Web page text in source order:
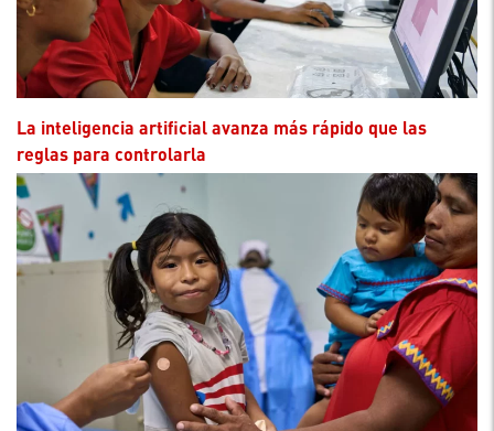
La inteligencia artificial avanza más rápido que las
reglas para controlarla